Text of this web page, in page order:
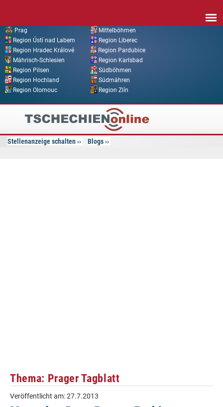
Prag
Mittelböhmen
Region Ústí nad Labem
Region Liberec
Region Hradec Králové
Region Pardubice
Mährisch-Schlesien
Region Karlsbad
Region Pilsen
Südböhmen
Region Hochland
Südmähren
Region Olomouc
Region Zlín
Tschechien
Online
Stellenanzeige schalten Blogs
Thema: Prager Tagblatt
Veröffentlicht am:27.7.2013